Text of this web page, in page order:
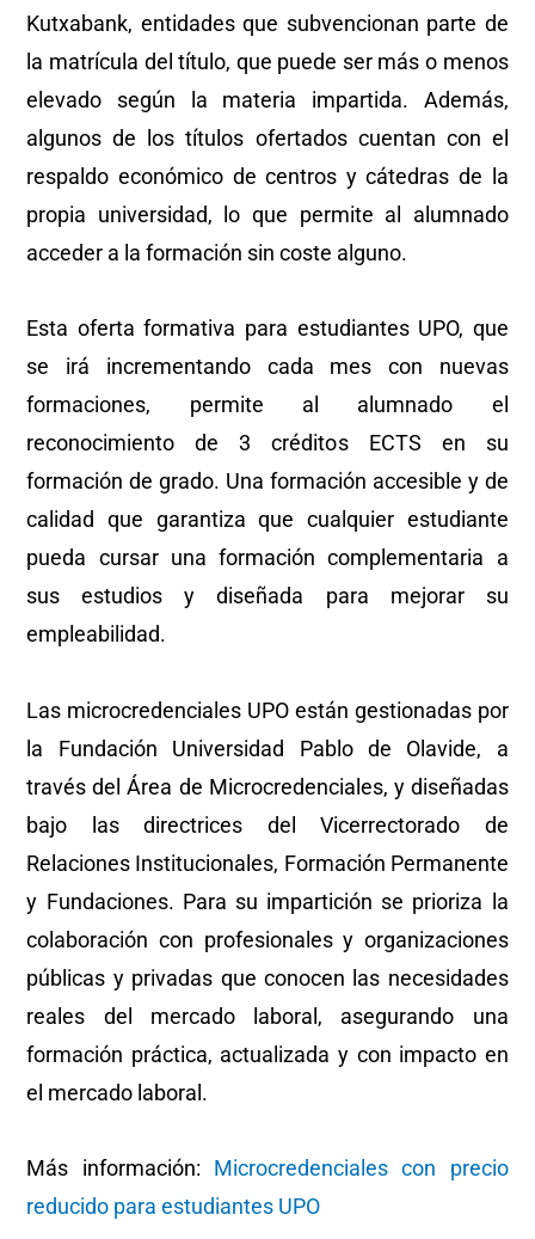
Kutxabank, entidades que subvencionan parte de
la matrícula del título, que puede ser más o menos
elevado según la materia impartida. Además,
algunos de los títulos ofertados cuentan con el
respaldo económico de centros y cátedras de la
propia universidad, lo que permite al alumnado
acceder a la formación sin coste alguno.
Esta oferta formativa para estudiantes UPO, que
se irá incrementando cada mes con nuevas
formaciones, permite al alumnado el
reconocimiento de 3 créditos ECTS en su
formación de grado. Una formación accesible y de
calidad que garantiza que cualquier estudiante
pueda cursar una formación complementaria a
sus estudios y diseñada para mejorar su
empleabilidad.
Las microcredenciales UPO están gestionadas por
la Fundación Universidad Pablo de Olavide, a
través del Área de Microcredenciales, y diseñadas
bajo las directrices del Vicerrectorado de
Relaciones Institucionales, Formación Permanente
y Fundaciones. Para su impartición se prioriza la
colaboración con profesionales y organizaciones
públicas y privadas que conocen las necesidades
reales del mercado laboral, asegurando una
formación práctica, actualizada y con impacto en
el mercado laboral.
Más información: Microcredenciales con precio
reducido para estudiantes UPO